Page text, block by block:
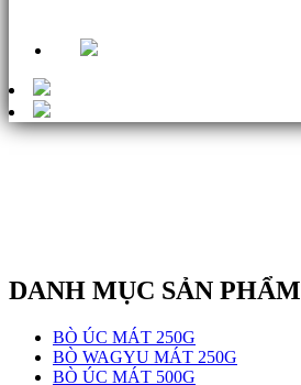
DANH MỤC SẢN PHẨM
BÒ ÚC MÁT 250G
BÒ WAGYU MÁT 250G
BÒ ÚC MÁT 500G